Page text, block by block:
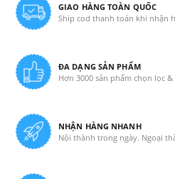
GIAO HÀNG TOÀN QUỐC
Ship cod thanh toán khi nhận
ĐA DẠNG SẢN PHẨM
Hơn 3000 sản phẩm chọn lọc
NHẬN HÀNG NHANH
Nội thành trong ngày. Ngoại